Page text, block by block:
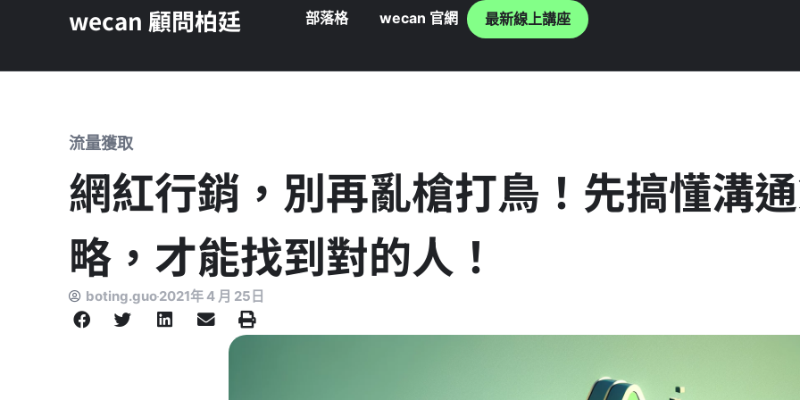
wecan 顧問柏廷 部落格 wecan 官網 最新線上講座
流量獲取
網紅行銷，別再亂槍打鳥！先搞懂溝
略，才能找到對的人！
boting.guo2021年 4 月 25日